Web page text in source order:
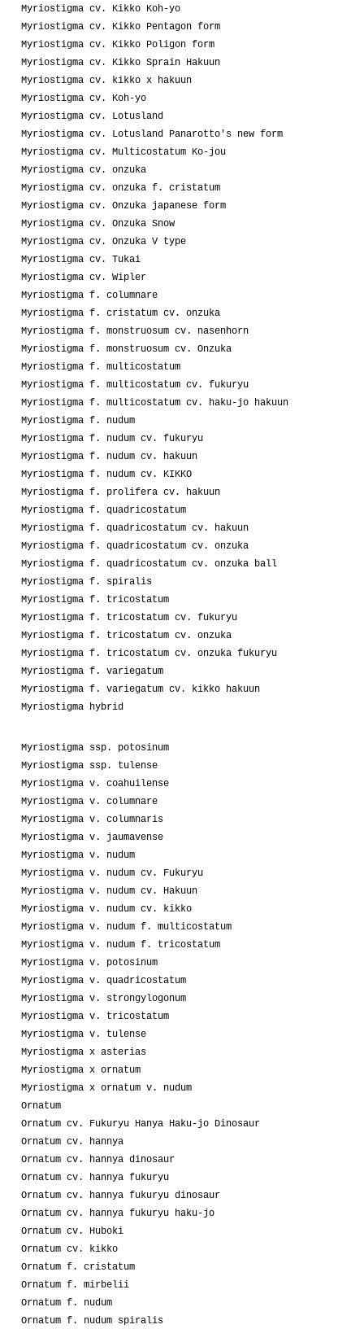
Myriostigma cv. Kikko Koh-yo
Myriostigma cv. Kikko Pentagon form
Myriostigma cv. Kikko Poligon form
Myriostigma cv. Kikko Sprain Hakuun
Myriostigma cv. kikko x hakuun
Myriostigma cv. Koh-yo
Myriostigma cv. Lotusland
Myriostigma cv. Lotusland Panarotto's new form
Myriostigma cv. Multicostatum Ko-jou
Myriostigma cv. onzuka
Myriostigma cv. onzuka f. cristatum
Myriostigma cv. Onzuka japanese form
Myriostigma cv. Onzuka Snow
Myriostigma cv. Onzuka V type
Myriostigma cv. Tukai
Myriostigma cv. Wipler
Myriostigma f. columnare
Myriostigma f. cristatum cv. onzuka
Myriostigma f. monstruosum cv. nasenhorn
Myriostigma f. monstruosum cv. Onzuka
Myriostigma f. multicostatum
Myriostigma f. multicostatum cv. fukuryu
Myriostigma f. multicostatum cv. haku-jo hakuun
Myriostigma f. nudum
Myriostigma f. nudum cv. fukuryu
Myriostigma f. nudum cv. hakuun
Myriostigma f. nudum cv. KIKKO
Myriostigma f. prolifera cv. hakuun
Myriostigma f. quadricostatum
Myriostigma f. quadricostatum cv. hakuun
Myriostigma f. quadricostatum cv. onzuka
Myriostigma f. quadricostatum cv. onzuka ball
Myriostigma f. spiralis
Myriostigma f. tricostatum
Myriostigma f. tricostatum cv. fukuryu
Myriostigma f. tricostatum cv. onzuka
Myriostigma f. tricostatum cv. onzuka fukuryu
Myriostigma f. variegatum
Myriostigma f. variegatum cv. kikko hakuun
Myriostigma hybrid
Myriostigma ssp. potosinum
Myriostigma ssp. tulense
Myriostigma v. coahuilense
Myriostigma v. columnare
Myriostigma v. columnaris
Myriostigma v. jaumavense
Myriostigma v. nudum
Myriostigma v. nudum cv. Fukuryu
Myriostigma v. nudum cv. Hakuun
Myriostigma v. nudum cv. kikko
Myriostigma v. nudum f. multicostatum
Myriostigma v. nudum f. tricostatum
Myriostigma v. potosinum
Myriostigma v. quadricostatum
Myriostigma v. strongylogonum
Myriostigma v. tricostatum
Myriostigma v. tulense
Myriostigma x asterias
Myriostigma x ornatum
Myriostigma x ornatum v. nudum
Ornatum
Ornatum cv. Fukuryu Hanya Haku-jo Dinosaur
Ornatum cv. hannya
Ornatum cv. hannya dinosaur
Ornatum cv. hannya fukuryu
Ornatum cv. hannya fukuryu dinosaur
Ornatum cv. hannya fukuryu haku-jo
Ornatum cv. Huboki
Ornatum cv. kikko
Ornatum f. cristatum
Ornatum f. mirbelii
Ornatum f. nudum
Ornatum f. nudum spiralis